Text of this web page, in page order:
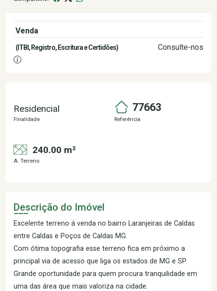
Venda
(ITBI, Registro, Escritura e Certidões) Consulte-nos
Residencial
Finalidade
77663
Referência
240.00 m²
A. Terreno
Descrição do Imóvel
Excelente terreno á venda no bairro Laranjeiras de Caldas
entre Caldas e Poços de Caldas MG.
Com ótima topografia esse terreno fica em próximo a
principal via de acesso que liga os estados de MG e SP.
Grande oportunidade para quem procura tranquilidade em
uma das área que mais valoriza na cidade.